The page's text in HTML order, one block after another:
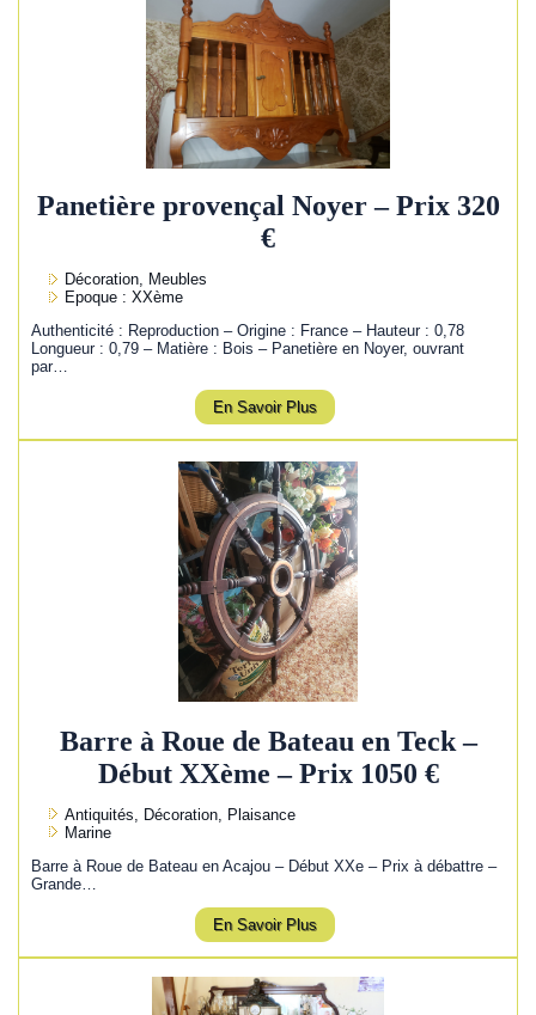
Panetière provençal Noyer – Prix 320
€
Décoration, Meubles
Epoque : XXème
Authenticité : Reproduction – Origine : France – Hauteur : 0,78
Longueur : 0,79 – Matière : Bois – Panetière en Noyer, ouvrant
par…
En Savoir Plus
Barre à Roue de Bateau en Teck –
Début XXème – Prix 1050 €
Antiquités, Décoration, Plaisance
Marine
Barre à Roue de Bateau en Acajou – Début XXe – Prix à débattre –
Grande…
En Savoir Plus